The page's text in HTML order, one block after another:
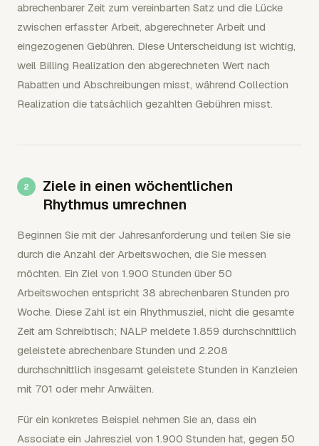
abrechenbarer Zeit zum vereinbarten Satz und die Lücke
zwischen erfasster Arbeit, abgerechneter Arbeit und
eingezogenen Gebühren. Diese Unterscheidung ist wichtig,
weil Billing Realization den abgerechneten Wert nach
Rabatten und Abschreibungen misst, während Collection
Realization die tatsächlich gezahlten Gebühren misst.
Ziele in einen wöchentlichen
Rhythmus umrechnen
Beginnen Sie mit der Jahresanforderung und teilen Sie sie
durch die Anzahl der Arbeitswochen, die Sie messen
möchten. Ein Ziel von 1.900 Stunden über 50
Arbeitswochen entspricht 38 abrechenbaren Stunden pro
Woche. Diese Zahl ist ein Rhythmusziel, nicht die gesamte
Zeit am Schreibtisch; NALP meldete 1.859 durchschnittlich
geleistete abrechenbare Stunden und 2.208
durchschnittlich insgesamt geleistete Stunden in Kanzleien
mit 701 oder mehr Anwälten.
Für ein konkretes Beispiel nehmen Sie an, dass ein
Associate ein Jahresziel von 1.900 Stunden hat, gegen 50